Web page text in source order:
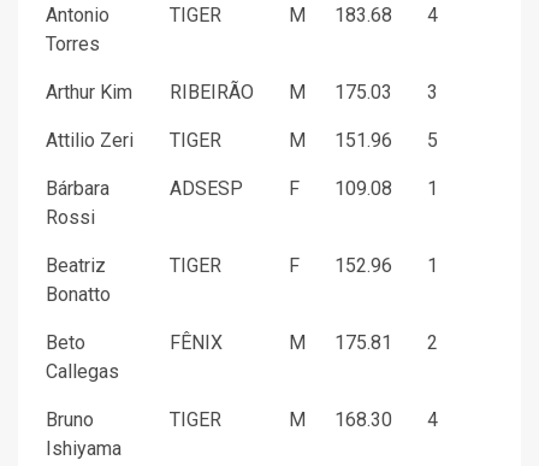
Antonio
Torres
TIGER M 183.68 4
Arthur Kim RIBEIRÃO M 175.03 3
Attilio Zeri TIGER M 151.96 5
Bárbara
Rossi
ADSESP F 109.08 1
Beatriz
Bonatto
TIGER F 152.96 1
Beto
Callegas
FÊNIX M 175.81 2
Bruno
Ishiyama
TIGER M 168.30 4